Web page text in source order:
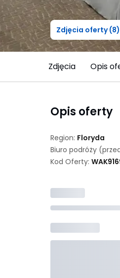
Zdjęcia oferty (8)
Zdjęcia Opis
Opis oferty
Region: Floryda
Biuro podróży
Kod Oferty: WAK